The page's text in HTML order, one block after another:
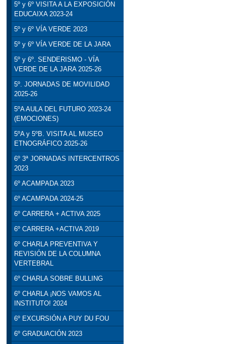
5º y 6º VISITA A LA EXPOSICIÓN
EDUCAIXA 2023-24
5º y 6º VÍA VERDE 2023
5º y 6º VÍA VERDE DE LA JARA
5º y 6º. SENDERISMO - VÍA
VERDE DE LA JARA 2025-26
5º. JORNADAS DE MOVILIDAD
2025-26
5ºA AULA DEL FUTURO 2023-24
(EMOCIONES)
5ºA y 5ºB. VISITA AL MUSEO
ETNOGRÁFICO 2025-26
6º 3ª JORNADAS INTERCENTROS
2023
6º ACAMPADA 2023
6º ACAMPADA 2024-25
6º CARRERA + ACTIVA 2025
6º CARRERA +ACTIVA 2019
6º CHARLA PREVENTIVA Y
REVISIÓN DE LA COLUMNA
VERTEBRAL
6º CHARLA SOBRE BULLING
6º CHARLA ¡NOS VAMOS AL
INSTITUTO! 2024
6º EXCURSIÓN A PUY DU FOU
6º GRADUACIÓN 2023